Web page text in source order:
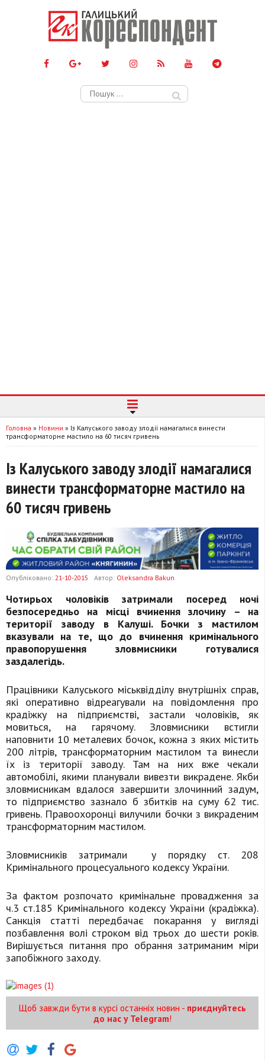
Пошук:
Головна » Новини » Із Калуського заводу злодії намагалися винести
трансформаторне мастило на 60 тисяч гривень
Із Калуського заводу злодії намагалися
винести трансформаторне мастило на
60 тисяч гривень
Опубліковано: 21-10-2015 Автор: Oleksandra Bakun
Чотирьох чоловіків затримали посеред ночі
безпосередньо на місці вчинення злочину – на
території заводу в Калуші. Бочки з мастилом
вказували на те, що до вчинення кримінального
правопорушення зловмисники готувалися
заздалегідь.
Працівники Калуського міськвідділу внутрішніх справ,
які оперативно відреагували на повідомлення про
крадіжку на підприємстві, застали чоловіків, як
мовиться, на гарячому. Зловмисники встигли
наповнити 10 металевих бочок, кожна з яких містить
200 літрів, трансформаторним мастилом та винесли
їх із території заводу. Там на них вже чекали
автомобілі, якими планували вивезти викрадене. Якби
зловмисникам вдалося завершити злочинний задум,
то підприємство зазнало б збитків на суму 62 тис.
гривень. Правоохоронці вилучили бочки з викраденим
трансформаторним мастилом.
Зловмисників затримали у порядку ст. 208
Кримінального процесуального кодексу України.
За фактом розпочато кримінальне провадження за
ч.3 ст.185 Кримінального кодексу України (крадіжка).
Санкція статті передбачає покарання у вигляді
позбавлення волі строком від трьох до шести років.
Вирішується питання про обрання затриманим міри
запобіжного заходу.
Щоб завжди бути в курсі останніх новин - приєднуйтесь
до нас у Telegram!